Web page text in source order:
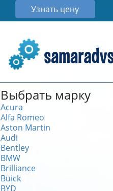
Узнать цену
Выбрать марку
Acura
Alfa Romeo
Aston Martin
Audi
Bentley
BMW
Brilliance
Buick
BYD